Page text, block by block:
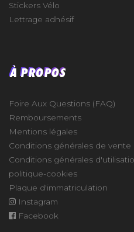
Stickers Vélo
Lettrage adhésif
À PROPOS
Foire Aux Questions (FAQ)
Remboursements
Mentions légales
Conditions générales de vente
Conditions générales
politique-cookies
Plaque d'immatriculation
Instagram
Facebook